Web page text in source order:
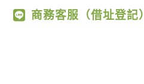
商務客服（借址登記）